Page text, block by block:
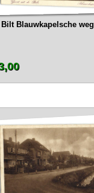
Bilt Blauwkapelsche weg